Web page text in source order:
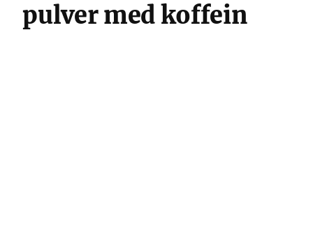
pulver med koffein